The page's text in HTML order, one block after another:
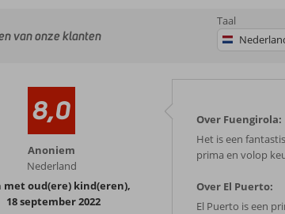
van onze klanten
Taal
8,0
Anoniem
Nederland
met oud(ere) kind(eren),
18 september 2022
Over Fuengirola:
Het is een
prima en volop
Over El Puerto:
El Puerto is een